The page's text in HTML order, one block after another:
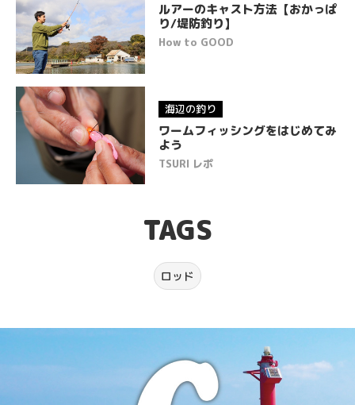
ルアーのキャスト方法【おかっぱ
り/堤防釣り】
How to GOOD
海辺の釣り
ワームフィッシングをはじめてみ
よう
TSURI レポ
TAGS
ロッド